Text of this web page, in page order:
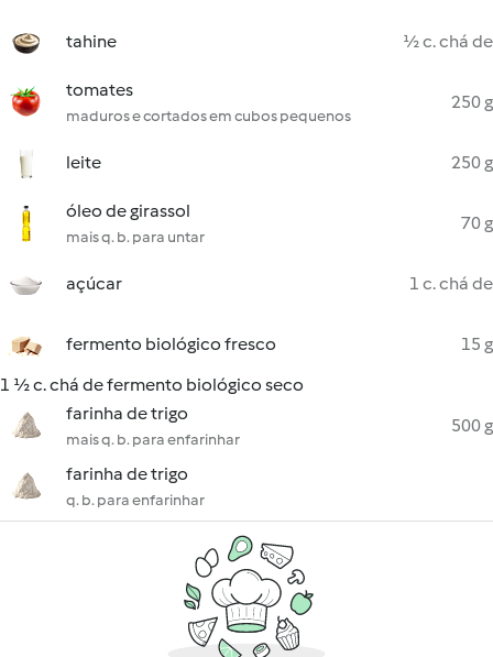
tahine ½ c. chá de
tomates
maduros e cortados em cubos pequenos
250 g
leite 250 g
óleo de girassol
mais q. b. para untar
70 g
açúcar 1 c. chá de
fermento biológico fresco
15 g
1 ½ c. chá de fermento biológico seco
farinha de trigo
mais q. b. para enfarinhar
500 g
farinha de trigo
q. b. para enfarinhar